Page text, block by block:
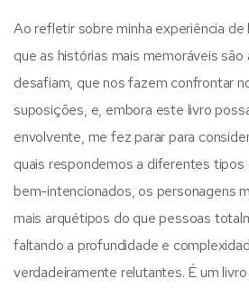
Ao refletir sobre minha experiência
que as histórias mais memoráveis são
desafiam, que nos fazem confrontar
suposições, e, embora este livro
envolvente, me fez parar para
quais respondemos a diferentes tipos
bem-intencionados, os personagens
mais arquétipos do que pessoas
faltando a profundidade e
verdadeiramente relutantes. É um